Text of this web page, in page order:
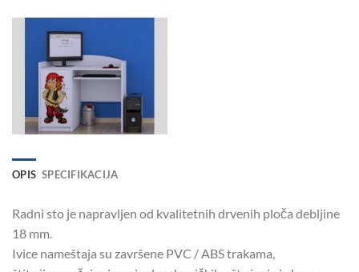
OPIS SPECIFIKACIJA
Radni sto je napravljen od kvalitetnih drvenih ploča debljine
18 mm.
Ivice nameštaja su završene PVC / ABS trakama,